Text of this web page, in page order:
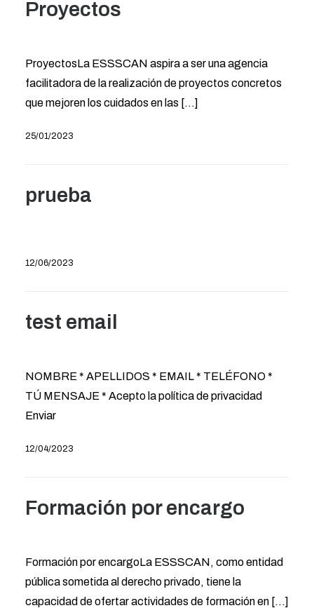
Proyectos
ProyectosLa ESSSCAN aspira a ser una agencia
facilitadora de la realización de proyectos concretos
que mejoren los cuidados en las [...]
25/01/2023
prueba
12/06/2023
test email
NOMBRE * APELLIDOS * EMAIL * TELÉFONO *
TÚ MENSAJE * Acepto la política de privacidad
Enviar
12/04/2023
Formación por encargo
Formación por encargoLa ESSSCAN, como entidad
pública sometida al derecho privado, tiene la
capacidad de ofertar actividades de formación en [...]